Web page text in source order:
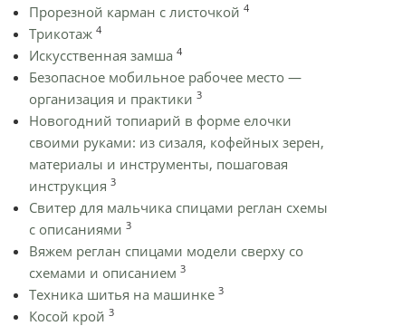
Прорезной карман с листочкой 4
Трикотаж 4
Искусственная замша 4
Безопасное мобильное рабочее место —
организация и практики 3
Новогодний топиарий в форме елочки
своими руками: из сизаля, кофейных зерен,
материалы и инструменты, пошаговая
инструкция 3
Cвитер для мальчика спицами реглан схемы
с описаниями 3
Вяжем реглан спицами модели сверху со
схемами и описанием 3
Техника шитья на машинке 3
Косой крой 3